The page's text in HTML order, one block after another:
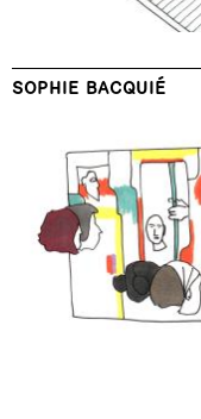
SOPHIE BACQUIÉ